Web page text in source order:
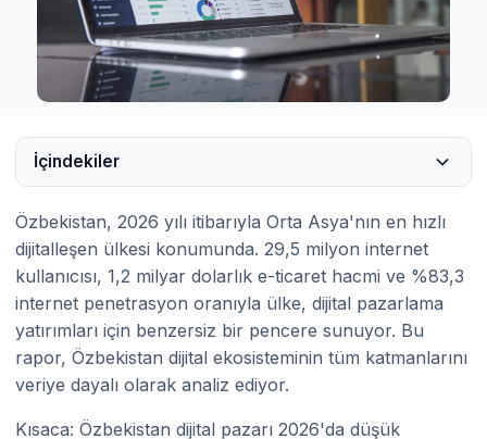
İçindekiler
Özbekistan, 2026 yılı itibarıyla Orta Asya'nın en hızlı
dijitalleşen ülkesi konumunda. 29,5 milyon internet
kullanıcısı, 1,2 milyar dolarlık e-ticaret hacmi ve %83,3
internet penetrasyon oranıyla ülke, dijital pazarlama
yatırımları için benzersiz bir pencere sunuyor. Bu
rapor, Özbekistan dijital ekosisteminin tüm katmanlarını
veriye dayalı olarak analiz ediyor.
Kısaca: Özbekistan dijital pazarı 2026'da düşük